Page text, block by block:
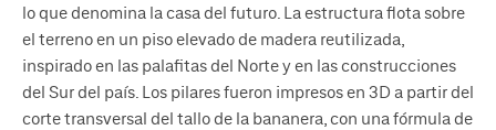
lo que denomina la casa del futuro. La estructura flota sobre
el terreno en un piso elevado de madera reutilizada,
inspirado en las palafitas del Norte y en las construcciones
del Sur del país. Los pilares fueron impresos en 3D a partir del
corte transversal del tallo de la bananera, con una fórmula de